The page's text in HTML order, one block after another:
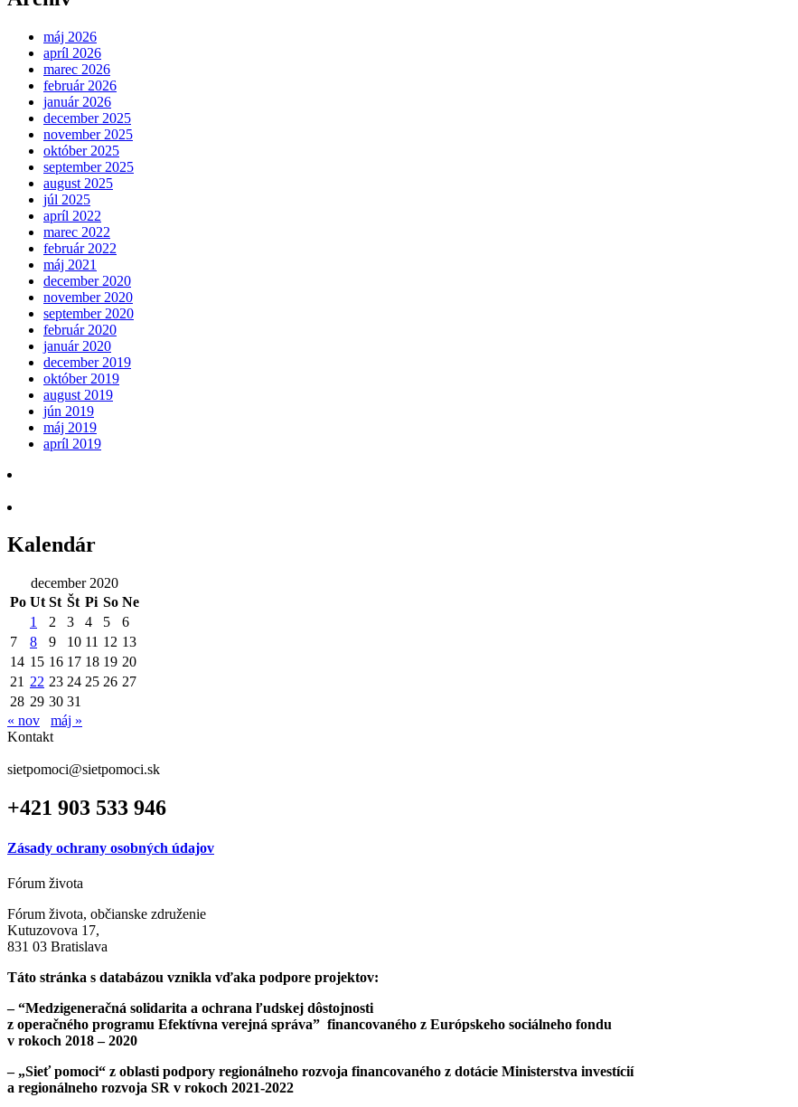
máj 2026
apríl 2026
marec 2026
február 2026
január 2026
december 2025
november 2025
október 2025
september 2025
august 2025
júl 2025
apríl 2022
marec 2022
február 2022
máj 2021
december 2020
november 2020
september 2020
február 2020
január 2020
december 2019
október 2019
august 2019
jún 2019
máj 2019
apríl 2019
Kalendár
december 2020
Po Ut St Št Pi So Ne
1
2 3 4 5
6
7
8 9 10 11 12 13
14 15 16 17 18 19 20
21 22 23 24 25 26 27
28 29 30 31
« nov
máj »
Kontakt
sietpomoci@sietpomoci.sk
+421 903 533 946
Zásady ochrany osobných údajov
Fórum života
Fórum života, občianske združenie
Kutuzovova 17,
831 03 Bratislava
Táto stránka s databázou vznikla vďaka podpore projektov:
– “Medzigeneračná solidarita a ochrana ľudskej dôstojnosti
z operačného programu Efektívna verejná správa” financovaného z Európskeho sociálneho fondu
v rokoch 2018 – 2020
– „Sieť pomoci“ z oblasti podpory regionálneho rozvoja financovaného z dotácie Ministerstva investícií
a regionálneho rozvoja SR v rokoch 2021-2022